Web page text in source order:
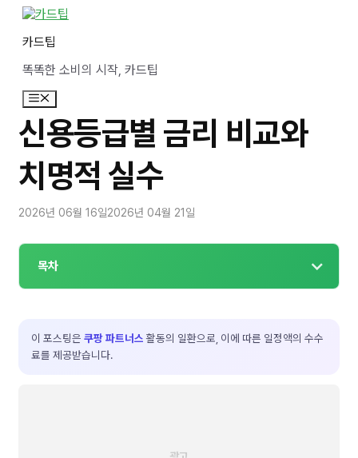
카드팁
똑똑한 소비의 시작, 카드팁
메
뉴
신용등급별 금리 비교와
치명적 실수
2026년 06월 16일2026년 04월 21일
목차
이 포스팅은 쿠팡 파트너스 활동의 일환으로, 이에 따른 일정액의 수수
료를 제공받습니다.